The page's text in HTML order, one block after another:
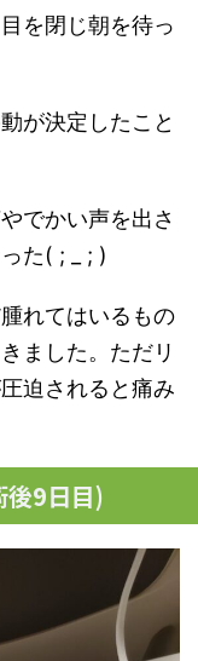
を閉じ朝を待っ
が決定したこと
でかい声を出さ
た( ; _ ; )
れてはいるもの
ました。ただリ
迫されると痛み
9日目)